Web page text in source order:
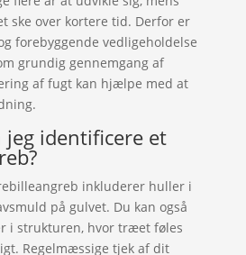
ske over kortere tid. Derfor er
forebyggende vedligeholdelse
grundig gennemgang af
af fugt kan hjælpe med at
jeg identificere et
inkluderer huller i
på gulvet. Du kan også
i strukturen, hvor træet føles
Regelmæssige tjek af dit